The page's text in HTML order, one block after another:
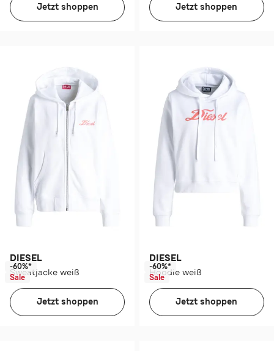
Jetzt shoppen Jetzt shoppen
DIESEL
Sweatjacke weiß
-60%*
Sale
Jetzt shoppen
DIESEL
Hoodie weiß
-60%*
Sale
Jetzt shoppen